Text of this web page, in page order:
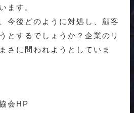
ます。
今後どのように対処し、顧客
とするでしょうか？企業のリ
さに問われようとしていま
協会HP